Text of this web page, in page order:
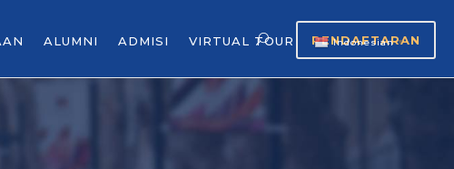
ALUMNI ADMISI VIRTUAL TOUR Indonesian ▼
PENDAFTARAN